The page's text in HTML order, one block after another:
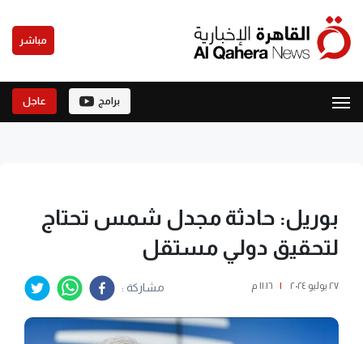
مباشر
برامج عاجل
بوريل: حادثة مجدل شمس تحتاج
لتحقيق دولي مستقل
٢٧ يوليو ٢٠٢٤ | ١١:١٦ م مشاركة :